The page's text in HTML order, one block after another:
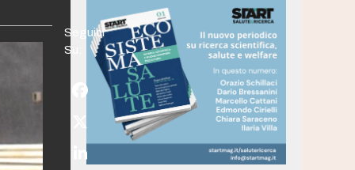
Seguici
Su:
Facebook
Twitter
(deprecated)
LinkedIn